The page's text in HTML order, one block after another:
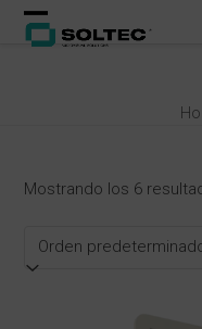
Skip
Open
Close
Mostrando los 6